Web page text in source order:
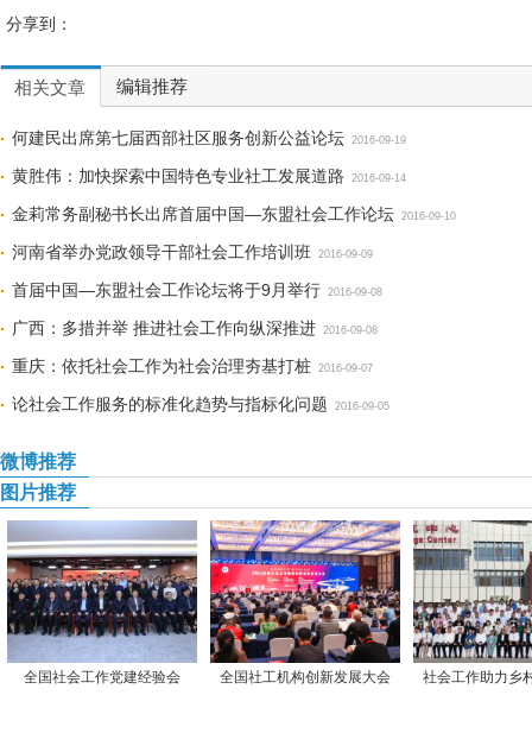
分享到：
相关文章 编辑推荐
何建民出席第七届西部社区服务创新公益论坛 2016-09-19
黄胜伟：加快探索中国特色专业社工发展道路 2016-09-14
金莉常务副秘书长出席首届中国—东盟社会工作论坛 2016-09-10
河南省举办党政领导干部社会工作培训班 2016-09-09
首届中国—东盟社会工作论坛将于9月举行 2016-09-08
广西：多措并举 推进社会工作向纵深推进 2016-09-08
重庆：依托社会工作为社会治理夯基打桩 2016-09-07
论社会工作服务的标准化趋势与指标化问题 2016-09-05
微博推荐
图片推荐
全国社会工作党建经验会 全国社工机构创新发展大会 社会工作助力乡